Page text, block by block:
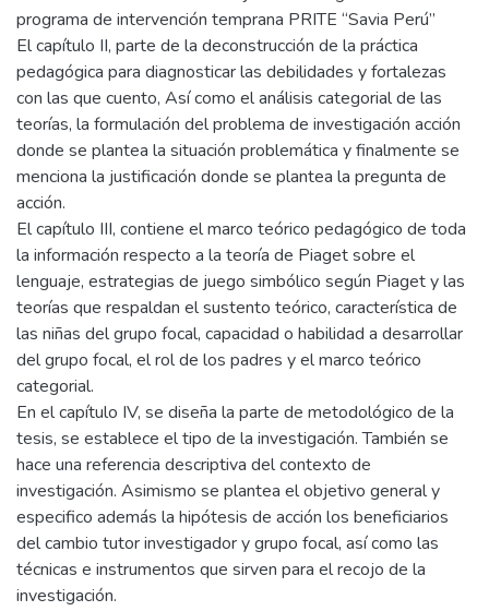
programa de intervención temprana PRITE “Savia Perú”
El capítulo II, parte de la deconstrucción de la práctica
pedagógica para diagnosticar las debilidades y fortalezas
con las que cuento, Así como el análisis categorial de las
teorías, la formulación del problema de investigación acción
donde se plantea la situación problemática y finalmente se
menciona la justificación donde se plantea la pregunta de
acción.
El capítulo III, contiene el marco teórico pedagógico de toda
la información respecto a la teoría de Piaget sobre el
lenguaje, estrategias de juego simbólico según Piaget y las
teorías que respaldan el sustento teórico, característica de
las niñas del grupo focal, capacidad o habilidad a desarrollar
del grupo focal, el rol de los padres y el marco teórico
categorial.
En el capítulo IV, se diseña la parte de metodológico de la
tesis, se establece el tipo de la investigación. También se
hace una referencia descriptiva del contexto de
investigación. Asimismo se plantea el objetivo general y
especifico además la hipótesis de acción los beneficiarios
del cambio tutor investigador y grupo focal, así como las
técnicas e instrumentos que sirven para el recojo de la
investigación.